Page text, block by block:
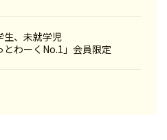
生、未就学児
とわーくNo.1」会員限定